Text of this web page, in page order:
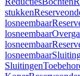
stukken
losneembaar
losneembaar
losneembaar
losneembaar
Sluitingen